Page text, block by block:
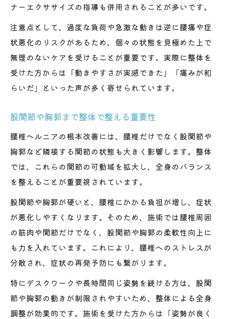
ナーエクササイズの指導も併用されることが多いです。
注意点として、過度な負荷や急激な動きは逆に腰痛や症
状悪化のリスクがあるため、個々の状態を見極めた上で
無理のないケアを受けることが重要です。実際に整体を
受けた方からは「動きやすさが実感できた」「痛みが和
らいだ」といった声が多く寄せられています。
股関節や胸郭まで整体で整える重要性
腰椎ヘルニアの根本改善には、腰椎だけでなく股関節や
胸郭など隣接する関節の状態も大きく影響します。整体
では、これらの関節の可動域を拡大し、全身のバランス
を整えることが重要視されています。
股関節や胸郭が硬いと、腰椎にかかる負担が増し、症状
が悪化しやすくなります。そのため、施術では腰椎周囲
の筋肉や関節だけでなく、股関節や胸郭の柔軟性向上に
も力を入れています。これにより、腰椎へのストレスが
分散され、症状の再発予防にも繋がります。
特にデスクワークや長時間同じ姿勢を続ける方は、股関
節や胸郭の動きが制限されやすいため、整体による全身
調整が効果的です。施術を受けた方からは「姿勢が良く